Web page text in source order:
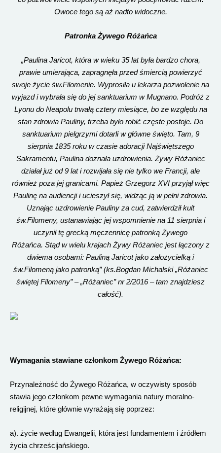
Owoce tego są aż nadto widoczne.
Patronka Żywego Różańca
„Paulina Jaricot, która w wieku 35 lat była bardzo chora,
prawie umierająca, zapragnęła przed śmiercią powierzyć
swoje życie św.Filomenie. Wyprosiła u lekarza pozwolenie na
wyjazd i wybrała się do jej sanktuarium w Mugnano. Podróż z
Lyonu do Neapolu trwałą cztery miesiące, bo ze względu na
stan zdrowia Pauliny, trzeba było robić częste postoje. Do
sanktuarium pielgrzymi dotarli w główne święto. Tam, 9
sierpnia 1835 roku w czasie adoracji Najświętszego
Sakramentu, Paulina doznała uzdrowienia. Żywy Różaniec
działał już od 9 lat i rozwijała się nie tylko we Francji, ale
również poza jej granicami. Papież Grzegorz XVI przyjął więc
Paulinę na audiencji i ucieszył się, widząc ją w pełni zdrowia.
Uznając uzdrowienie Pauliny za cud, zatwierdził kult
św.Filomeny, ustanawiając jej wspomnienie na 11 sierpnia i
uczynił tę grecką męczennicę patronką Żywego
Różańca. Stąd w wielu krajach Żywy Różaniec jest łączony z
dwiema osobami: Pauliną Jaricot jako założycielką i
św.Filomeną jako patronką” (ks.Bogdan Michalski „Różaniec
świętej Filomeny” – „Różaniec” nr 2/2016 – tam znajdziesz
całość).
Wymagania stawiane członkom Żywego Różańca:
Przynależność do Żywego Różańca, w oczywisty sposób
stawia jego członkom pewne wymagania natury moralno-
religijnej, które głównie wyrażają się poprzez:
a). życie według Ewangelii, która jest fundamentem i źródłem
życia chrześcijańskiego.